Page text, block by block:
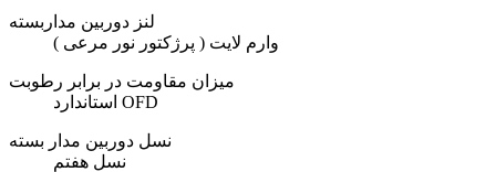
لنز دوربین مداربسته
وارم لایت ( پرژکتور نور مرعی )
میزان مقاومت در برابر رطوبت
استاندارد OFD
نسل دوربین مدار بسته
نسل هفتم